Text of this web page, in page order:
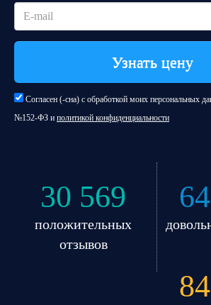
Узнать цену
Согласен (-сна) с обработкой моих персональных
№152-ФЗ и политикой конфиденциальности
30 569
положительных
отзывов